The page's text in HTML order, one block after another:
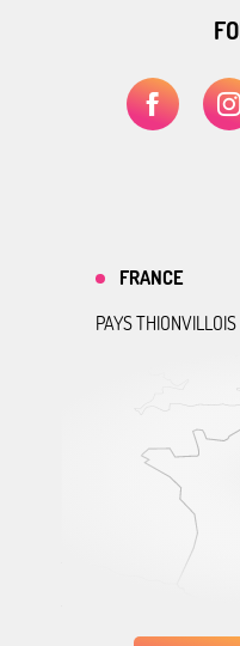
FRANCE
PAYS THIONVILLOIS